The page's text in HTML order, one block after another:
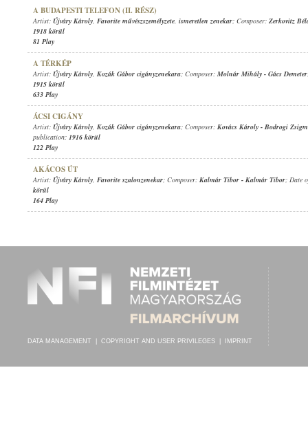
A BUDAPESTI TELEFON (II. RÉSZ)
Artist: Újváry Károly, Favorite művészszemélyzete, ismeretlen zenekar; Composer: Zerkovitz
1918 körül
81 Play
A TÉRKÉP
Artist: Újváry Károly, Kozák Gábor cigányzenekara; Composer: Molnár Mihály - Gács Demeter
1915 körül
633 Play
ÁCSI CIGÁNY
Artist: Újváry Károly, Kozák Gábor cigányzenekara; Composer: Kovács Károly - Bodrogi
publication: 1916 körül
122 Play
AKÁCOS ÚT
Artist: Újváry Károly, Favorite szalonzenekar; Composer: Kalmár Tibor - Kalmár Tibor; Date
körül
164 Play
DATA MANAGEMENT COPYRIGHT AND USER PRIVILEGES IMPRINT